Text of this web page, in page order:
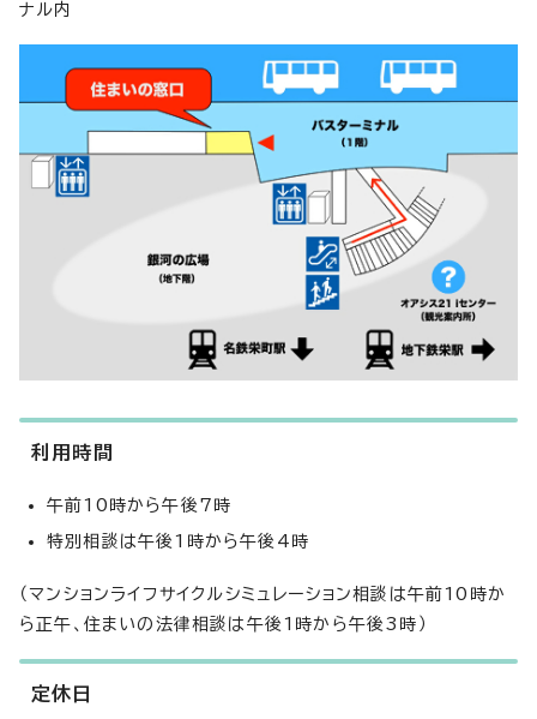
ナル内
利用時間
午前10時から午後7時
特別相談は午後1時から午後4時
（マンションライフサイクルシミュレーション相談は午前10時か
ら正午、住まいの法律相談は午後1時から午後3時）
定休日